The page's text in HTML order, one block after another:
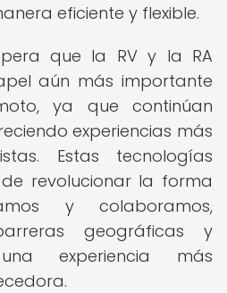
eficiente y flexible.
que la RV y la RA
aún más importante
ya que continúan
experiencias más
Estas tecnologías
revolucionar la forma
y colaboramos,
geográficas y
experiencia más